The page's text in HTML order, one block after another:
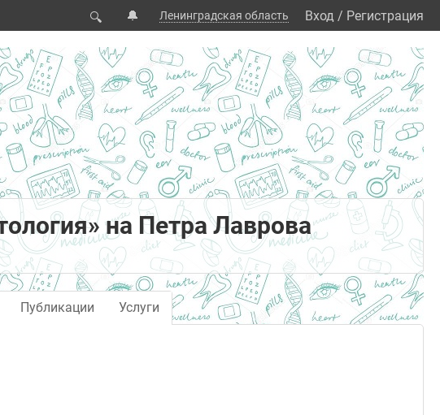
🔍 🔔 Ленинградская область Вход / Регистрация
на Петра Лаврова
Публикации Услуги